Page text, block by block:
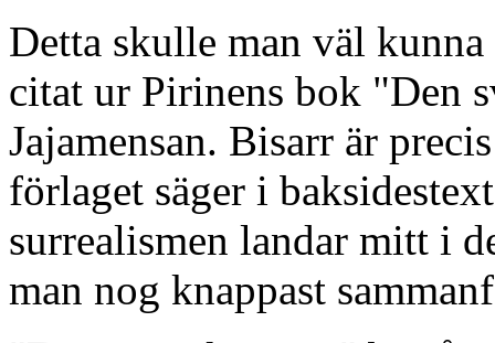
Detta skulle man väl
citat ur Pirinens bok "Den
Jajamensan. Bisarr är
förlaget säger i
surrealismen landar mitt i
man nog knappast